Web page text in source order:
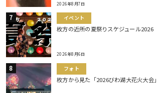
2026年8月7日
イベント
枚方の近所の夏祭りスケジュール2026
2026年8月6日
フォト
枚方から見た「2026びわ湖大花火大会」